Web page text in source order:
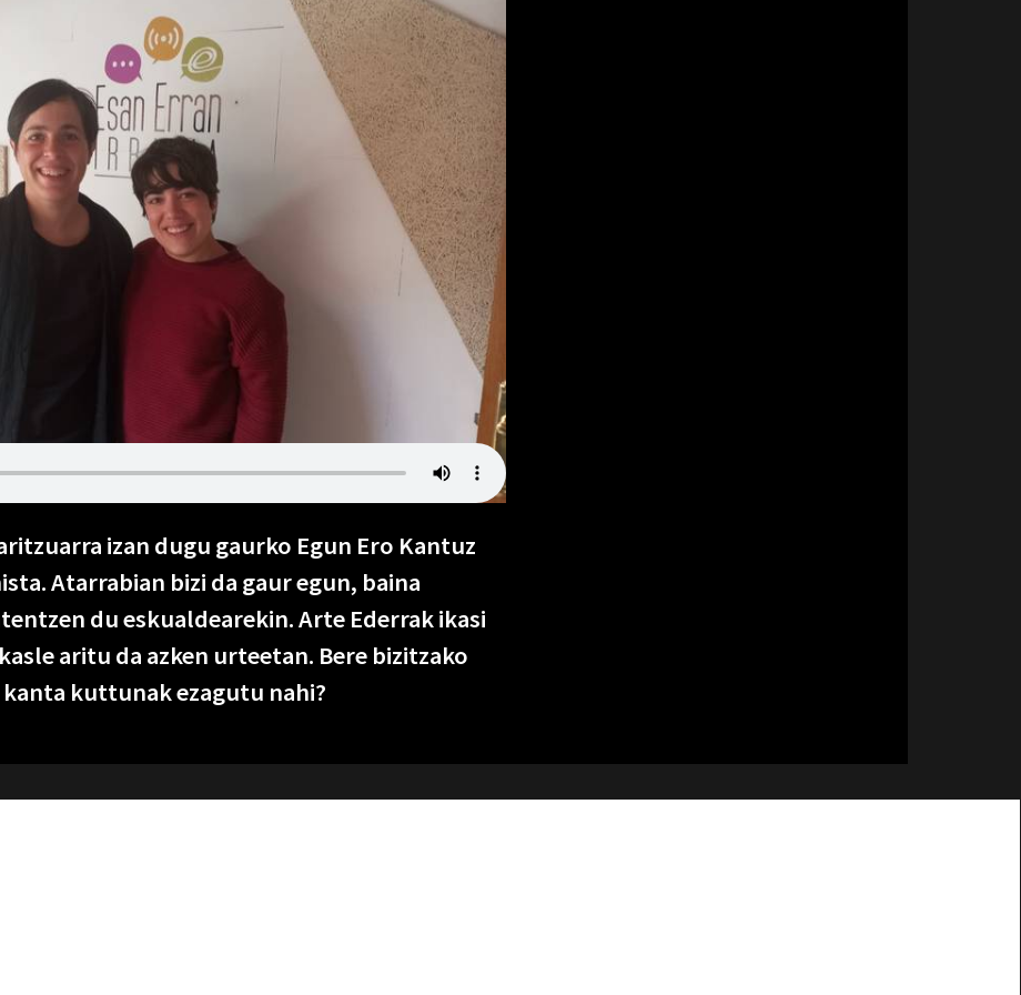
izan dugu gaurko Egun Ero Kantuz
Atarrabian bizi da gaur egun, baina
du eskualdearekin. Arte Ederrak ikasi
aritu da azken urteetan. Bere bizitzako
kuttunak ezagutu nahi?